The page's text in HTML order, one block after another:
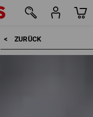
ZURÜCK    >